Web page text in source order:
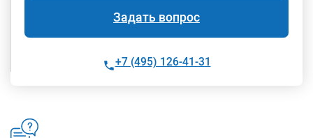
Задать вопрос
+7 (495) 126-41-31